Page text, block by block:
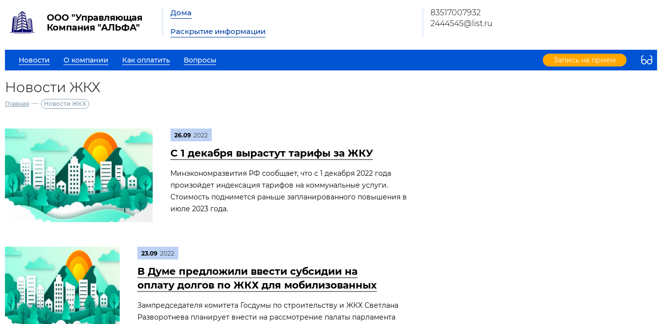
ООО "Управляющая
Компания "АЛЬФА"
Дома
Раскрытие информации
83517007932
2444545@list.ru
Новости О компании Как оплатить Вопросы Запись на прием
Новости ЖКХ
Главная — Новости ЖКХ
26.09 2022
С 1 декабря вырастут тарифы за ЖКУ
Минэкономразвития РФ сообщает, что с 1 декабря 2022 года
произойдет индексация тарифов на коммунальные услуги.
Стоимость поднимется раньше запланированного повышения в
июле 2023 года.
23.09 2022
В Думе предложили ввести субсидии на
оплату долгов по ЖКХ для мобилизованных
Зампредседателя комитета Госдумы по строительству и ЖКХ Светлана
Разворотнева планирует внести на рассмотрение палаты парламента